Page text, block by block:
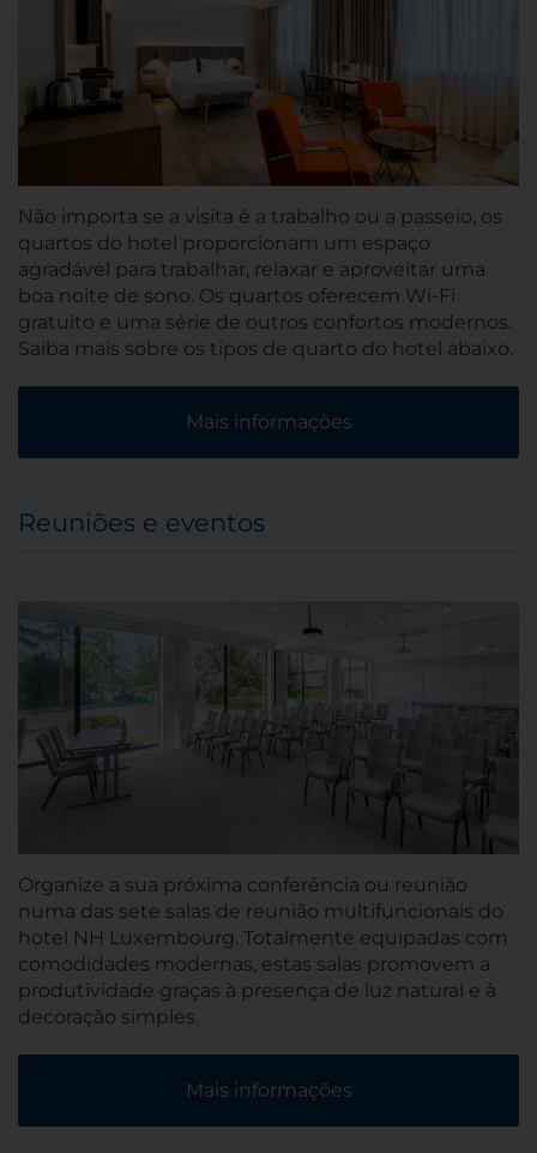
Não importa se a visita é a trabalho ou a passeio, os
quartos do hotel proporcionam um espaço
agradável para trabalhar, relaxar e aproveitar uma
boa noite de sono. Os quartos oferecem Wi-Fi
gratuito e uma série de outros confortos modernos.
Saiba mais sobre os tipos de quarto do hotel abaixo.
Mais informações
Reuniões e eventos
Organize a sua próxima conferência ou reunião
numa das sete salas de reunião multifuncionais do
hotel NH Luxembourg. Totalmente equipadas com
comodidades modernas, estas salas promovem a
produtividade graças à presença de luz natural e à
decoração simples.
Mais informações